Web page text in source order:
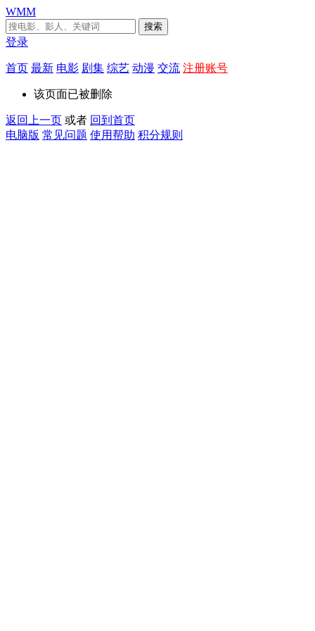
WMM
搜索
登录
首页 最新 电影 剧集 综艺 动漫 交流 注册账号
该页面已被删除
返回上一页 或者 回到首页
电脑版 常见问题 使用帮助 积分规则